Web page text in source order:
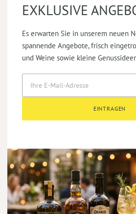
EXKLUSIVE
Es erwarten Sie in unserem neuen
spannende Angebote, frisch
und Weine sowie kleine
EINTRAGEN